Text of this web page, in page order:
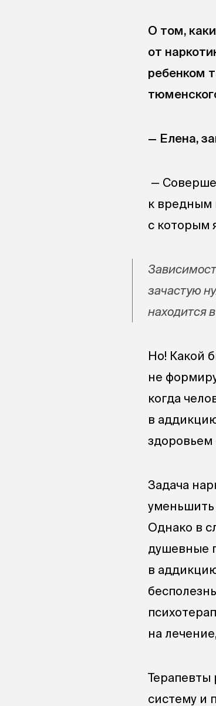
О том,
от
ребенком
— Елена,
—
к вредным
с которым
зачастую
находится
Но! Какой
не
когда
в
Задача
уменьшить
Однако в
душевные
в
на
Терапевты
систему и